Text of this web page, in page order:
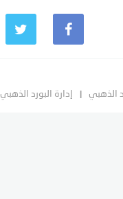
الذهبي إدارة البورد الذهبي